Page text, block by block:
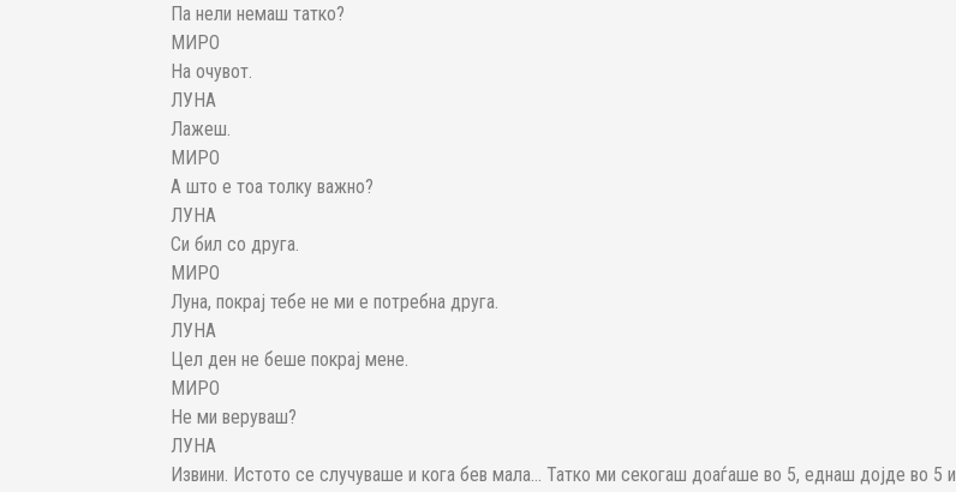
Па нели немаш татко?
МИРО
На очувот.
ЛУНА
Лажеш.
МИРО
А што е тоа толку важно?
ЛУНА
Си бил со друга.
МИРО
Луна, покрај тебе не ми е потребна друга.
ЛУНА
Цел ден не беше покрај мене.
МИРО
Не ми веруваш?
ЛУНА
Извини. Истото се случуваше и кога бев мала… Татко ми секогаш доаѓаше во 5, еднаш дојде во 5 и